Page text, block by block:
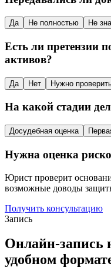
Да Не полностью Не
Есть ли претензии
активов?
Да Нет Нужно
На какой стадии
Досудебная оценка
Нужна оценка
Юрист проверит
возможные доводы
Получить консультацию
Запись
Онлайн-запись
удобном